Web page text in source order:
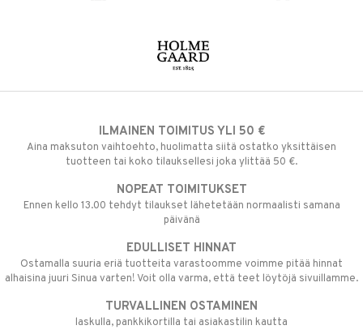
ILMAINEN TOIMITUS YLI 50 €
Aina maksuton vaihtoehto, huolimatta siitä ostatko yksittäisen
tuotteen tai koko tilauksellesi joka ylittää 50 €.
NOPEAT TOIMITUKSET
Ennen kello 13.00 tehdyt tilaukset lähetetään normaalisti samana
päivänä
EDULLISET HINNAT
Ostamalla suuria eriä tuotteita varastoomme voimme pitää hinnat
alhaisina juuri Sinua varten! Voit olla varma, että teet löytöjä sivuillamme.
TURVALLINEN OSTAMINEN
laskulla, pankkikortilla tai asiakastilin kautta